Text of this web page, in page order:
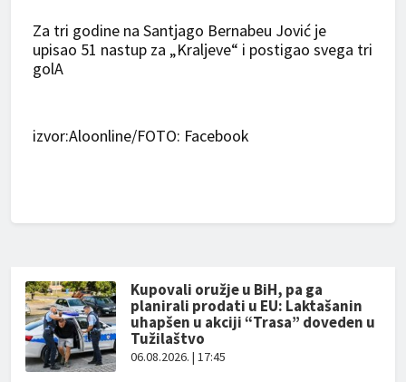
Za tri godine na Santjago Bernabeu Jović je
upisao 51 nastup za „Kraljeve“ i postigao svega tri
golA
izvor:Aloonline/FOTO: Facebook
Kupovali oružje u BiH, pa ga
planirali prodati u EU: Laktašanin
uhapšen u akciji “Trasa” doveden u
Tužilaštvo
06.08.2026. | 17:45